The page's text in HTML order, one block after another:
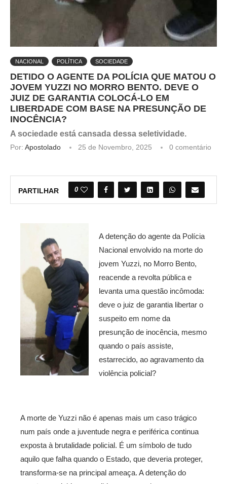
NACIONAL POLÍTICA SOCIEDADE
DETIDO O AGENTE DA POLÍCIA QUE MATOU O
JOVEM YUZZI NO MORRO BENTO. DEVE O
JUIZ DE GARANTIA COLOCÁ-LO EM
LIBERDADE COM BASE NA PRESUNÇÃO DE
INOCÊNCIA?
A sociedade está cansada dessa seletividade.
Por: Apostolado 25 de Novembro, 2025 0 comentário
PARTILHAR 0
A detenção do agente da Polícia
Nacional envolvido na morte do
jovem Yuzzi, no Morro Bento,
reacende a revolta pública e
levanta uma questão incômoda:
deve o juiz de garantia libertar o
suspeito em nome da
presunção de inocência, mesmo
quando o país assiste,
estarrecido, ao agravamento da
violência policial?
A morte de Yuzzi não é apenas mais um caso trágico
num país onde a juventude negra e periférica continua
exposta à brutalidade policial. É um símbolo de tudo
aquilo que falha quando o Estado, que deveria proteger,
transforma-se na principal ameaça. A detenção do